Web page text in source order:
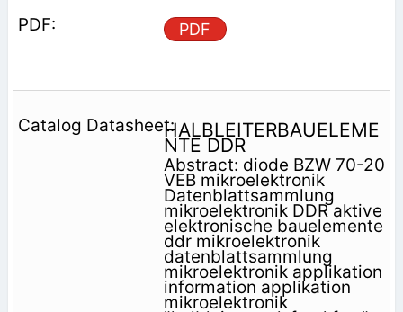
PDF
HALBLEITERBAUELEME
NTE DDR
Abstract: diode BZW 70-20
VEB mikroelektronik
Datenblattsammlung
mikroelektronik DDR aktive
elektronische bauelemente
ddr mikroelektronik
datenblattsammlung
mikroelektronik applikation
information applikation
mikroelektronik